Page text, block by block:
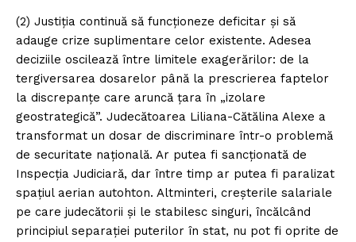
(2) Justiția continuă să funcționeze deficitar și să
adauge crize suplimentare celor existente. Adesea
deciziile oscilează între limitele exagerărilor: de la
tergiversarea dosarelor până la prescrierea faptelor
la discrepanțe care aruncă țara în „izolare
geostrategică”. Judecătoarea Liliana-Cătălina Alexe a
transformat un dosar de discriminare într-o problemă
de securitate națională. Ar putea fi sancționată de
Inspecția Judiciară, dar între timp ar putea fi paralizat
spațiul aerian autohton. Altminteri, creșterile salariale
pe care judecătorii și le stabilesc singuri, încălcând
principiul separației puterilor în stat, nu pot fi oprite de